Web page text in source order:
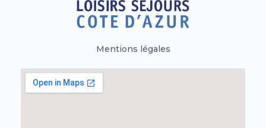
Mentions légales